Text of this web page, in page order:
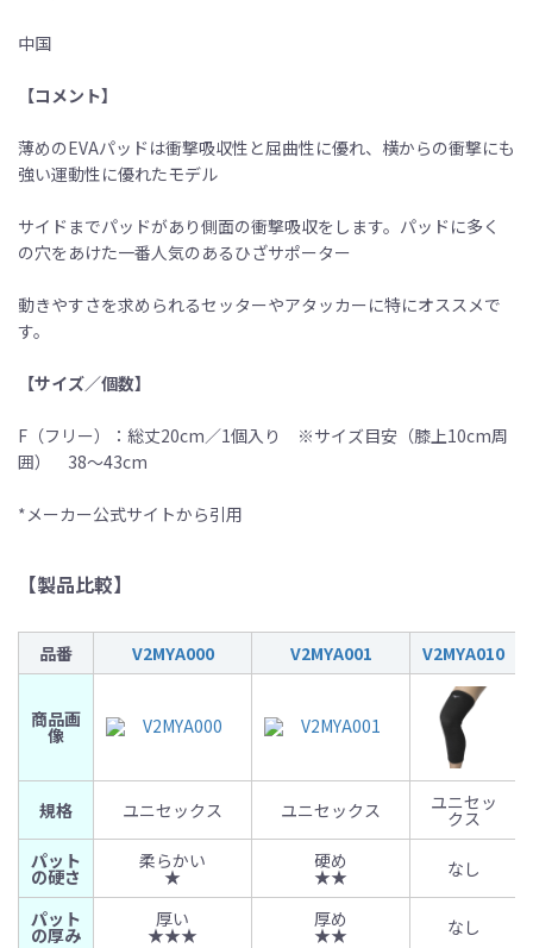
中国
【コメント】
薄めのEVAパッドは衝撃吸収性と屈曲性に優れ、横からの衝撃にも
強い運動性に優れたモデル
サイドまでパッドがあり側面の衝撃吸収をします。パッドに多く
の穴をあけた一番人気のあるひざサポーター
動きやすさを求められるセッターやアタッカーに特にオススメで
す。
【サイズ／個数】
F（フリー）：総丈20cm／1個入り ※サイズ目安（膝上10cm周
囲） 38〜43cm
*メーカー公式サイトから引用
【製品比較】
品番 V2MYA000 V2MYA001 V2MYA010
商品画
像
規格 ユニセックス ユニセックス ユニセッ
クス
パット
の硬さ
柔らかい
★
硬め
★★ なし
パット
の厚み
厚い
★★★
厚め
★★ なし